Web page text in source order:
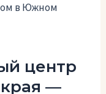
в Южном
центр
края —